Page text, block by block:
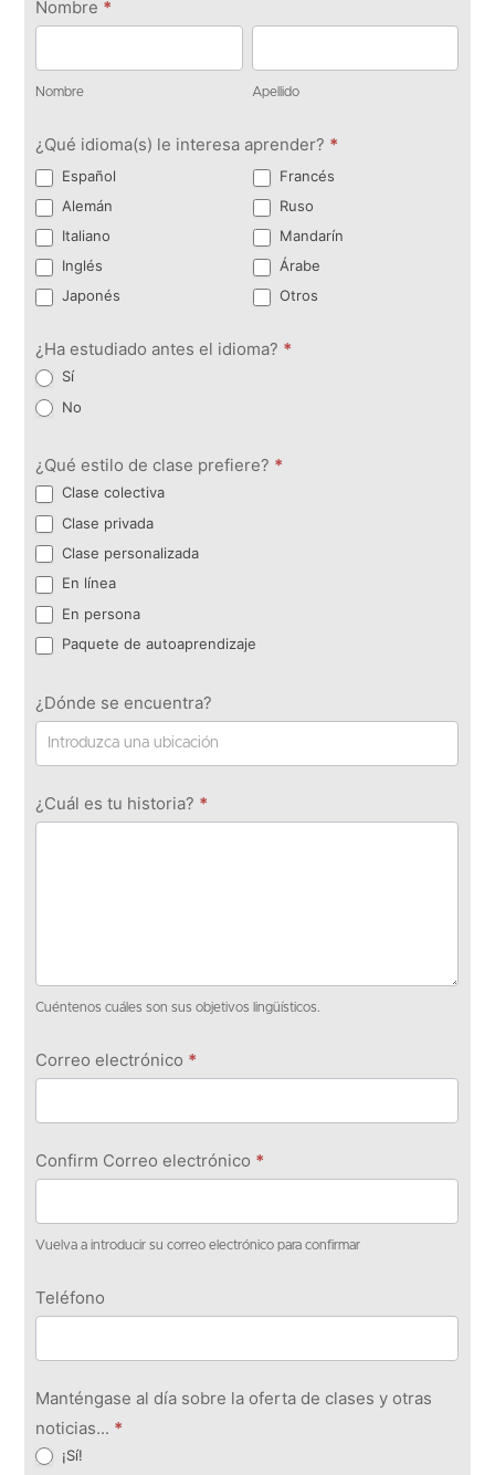
Ponte en
contacto
Nombre *
Nombre Apellido
¿Qué idioma(s) le interesa aprender? *
Español
Francés
Alemán
Ruso
Italiano
Mandarín
Inglés
Árabe
Japonés
Otros
¿Ha estudiado antes el idioma? *
Sí
No
¿Qué estilo de clase prefiere? *
Clase colectiva
Clase privada
Clase personalizada
En línea
En persona
Paquete de autoaprendizaje
¿Dónde se encuentra?
¿Cuál es tu historia? *
Cuéntenos cuáles son sus objetivos lingüísticos.
Correo electrónico *
Confirm Correo electrónico *
Vuelva a introducir su correo electrónico para confirmar
Teléfono
Manténgase al día sobre la oferta de clases y otras
noticias... *
¡Sí!